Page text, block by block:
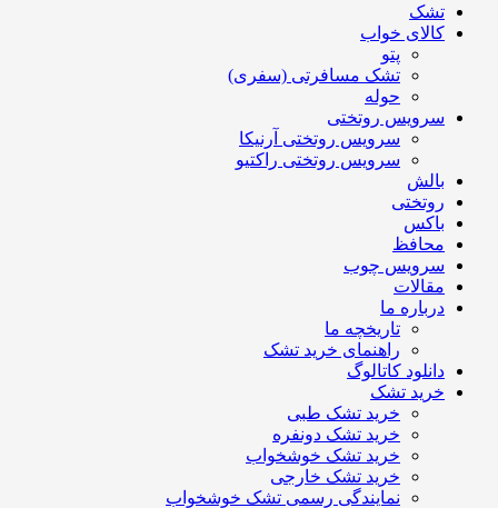
تشک
کالای خواب
پتو
تشک مسافرتی (سفری)
حوله
سرویس روتختی
سرویس روتختی آرنیکا
سرویس روتختی راکتیو
بالش
روتختی
باکس
محافظ
سرویس چوب
مقالات
درباره ما
تاریخچه ما
راهنمای خرید تشک
دانلود کاتالوگ
خرید تشک
خرید تشک طبی
خرید تشک دونفره
خرید تشک خوشخواب
خرید تشک خارجی
نمایندگی رسمی تشک خوشخواب